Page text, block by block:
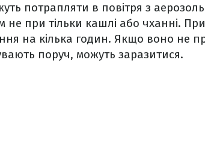
потрапляти в повітря з
не при тільки кашлі або чханні.
на кілька годин. Якщо воно не
поруч, можуть заразитися.